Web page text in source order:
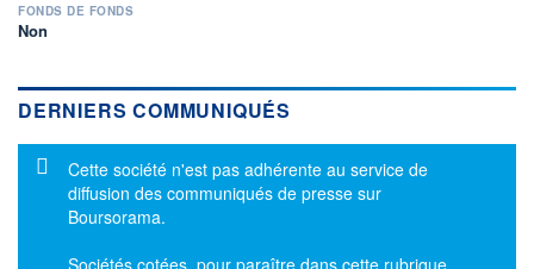
FONDS DE FONDS
Non
DERNIERS COMMUNIQUÉS
Message d'information
Cette société n'est pas adhérente au service de
diffusion des communiqués de presse sur
Boursorama.
Sociétés cotées, pour paraître dans cette rubrique,